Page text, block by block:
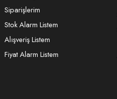
Siparişlerim
Stok Alarm Listem
Alışveriş Listem
Fiyat Alarm Listem